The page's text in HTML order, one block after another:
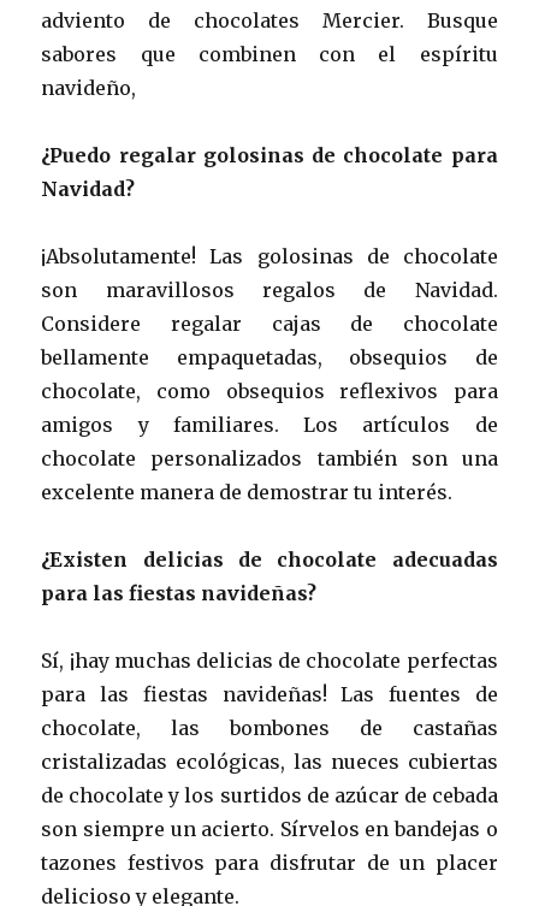
adviento de chocolates Mercier. Busque
sabores que combinen con el espíritu
navideño,
¿Puedo regalar golosinas de chocolate para
Navidad?
¡Absolutamente! Las golosinas de chocolate
son maravillosos regalos de Navidad.
Considere regalar cajas de chocolate
bellamente empaquetadas, obsequios de
chocolate, como obsequios reflexivos para
amigos y familiares. Los artículos de
chocolate personalizados también son una
excelente manera de demostrar tu interés.
¿Existen delicias de chocolate adecuadas
para las fiestas navideñas?
Sí, ¡hay muchas delicias de chocolate perfectas
para las fiestas navideñas! Las fuentes de
chocolate, las bombones de castañas
cristalizadas ecológicas, las nueces cubiertas
de chocolate y los surtidos de azúcar de cebada
son siempre un acierto. Sírvelos en bandejas o
tazones festivos para disfrutar de un placer
delicioso y elegante.